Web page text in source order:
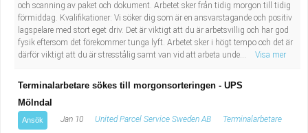
och scanning av paket och dokument. Arbetet sker från tidig morgon till tidig
förmiddag. Kvalifikationer: Vi söker dig som är en ansvarstagande och positiv
lagspelare med stort eget driv. Det är viktigt att du är arbetsvillig och har god
fysik eftersom det förekommer tunga lyft. Arbetet sker i högt tempo och det är
därför viktigt att du är stresstålig samt van vid att arbeta unde...
Visa mer
Terminalarbetare sökes till morgonsorteringen - UPS
Mölndal
Ansök Jan 10 United Parcel Service Sweden AB Terminalarbetare